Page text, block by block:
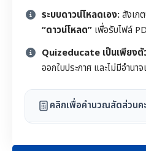
ระบบดาวน์โหลดเอง:สังเก
“ดาวน์โหลด” เพื่อรับไฟล์
Quizeducate เป็นเพียงตั
ออกใบประกาศ และไม่มีอำนา
คลิกเพื่อคำนวณสัดส่วนค